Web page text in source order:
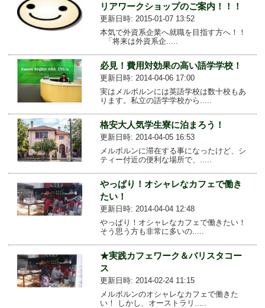
リアワークショップのご案内！！！
更新日時: 2015-01-07 13:52
本気で外資系企業へ就職を目指す方へ！！
「将来は外資系企.....
必見！費用対効果の高い語学学校！
更新日時: 2014-04-06 17:00
実はメルボルンには英語学校は数十校もあ
ります。私立の語学学校から.....
格安大人気学生寮に泊まろう！
更新日時: 2014-04-05 16:53
メルボルンに滞在する事になったけど、シ
ティー付近の便利な場所で、.....
やっぱり！オシャレなカフェで働き
たい！
更新日時: 2014-04-04 12:48
やっぱり！オシャレなカフェで働きたい！
そう思う方も非常に多いの.....
★実践カフェワーク＆バリスタコー
ス
更新日時: 2014-02-24 11:15
メルボルンのオシャレなカフェで働きた
い！ しかし、オーストラリ.....